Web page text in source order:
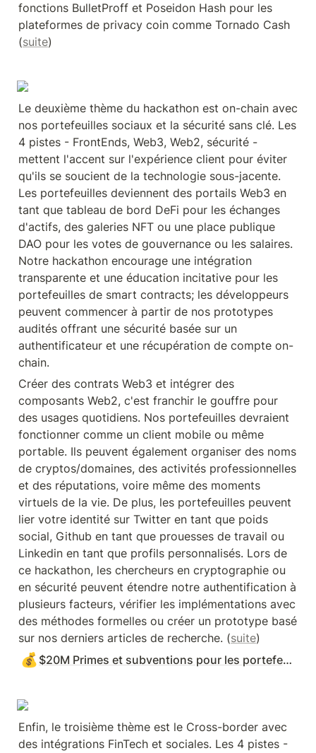
fonctions BulletProff et Poseidon Hash pour les
plateformes de privacy coin comme Tornado Cash
(suite)
Le deuxième thème du hackathon est on-chain avec
nos portefeuilles sociaux et la sécurité sans clé. Les
4 pistes - FrontEnds, Web3, Web2, sécurité -
mettent l'accent sur l'expérience client pour éviter
qu'ils se soucient de la technologie sous-jacente.
Les portefeuilles deviennent des portails Web3 en
tant que tableau de bord DeFi pour les échanges
d'actifs, des galeries NFT ou une place publique
DAO pour les votes de gouvernance ou les salaires.
Notre hackathon encourage une intégration
transparente et une éducation incitative pour les
portefeuilles de smart contracts; les développeurs
peuvent commencer à partir de nos prototypes
audités offrant une sécurité basée sur un
authentificateur et une récupération de compte on-
chain.
Créer des contrats Web3 et intégrer des
composants Web2, c'est franchir le gouffre pour
des usages quotidiens. Nos portefeuilles devraient
fonctionner comme un client mobile ou même
portable. Ils peuvent également organiser des noms
de cryptos/domaines, des activités professionnelles
et des réputations, voire même des moments
virtuels de la vie. De plus, les portefeuilles peuvent
lier votre identité sur Twitter en tant que poids
social, Github en tant que prouesses de travail ou
Linkedin en tant que profils personnalisés. Lors de
ce hackathon, les chercheurs en cryptographie ou
en sécurité peuvent étendre notre authentification à
plusieurs facteurs, vérifier les implémentations avec
des méthodes formelles ou créer un prototype basé
sur nos derniers articles de recherche. (suite)
💰 $20M Primes et subventions pour les portefeuilles de crypto
Enfin, le troisième thème est le Cross-border avec
des intégrations FinTech et sociales. Les 4 pistes -